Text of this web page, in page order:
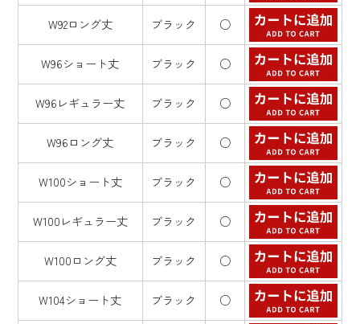
W92ロング丈 ブラック ○
W96ショート丈 ブラック ○
W96レギュラー丈 ブラック ○
W96ロング丈 ブラック ○
W100ショート丈 ブラック ○
W100レギュラー丈 ブラック ○
W100ロング丈 ブラック ○
W104ショート丈 ブラック ○